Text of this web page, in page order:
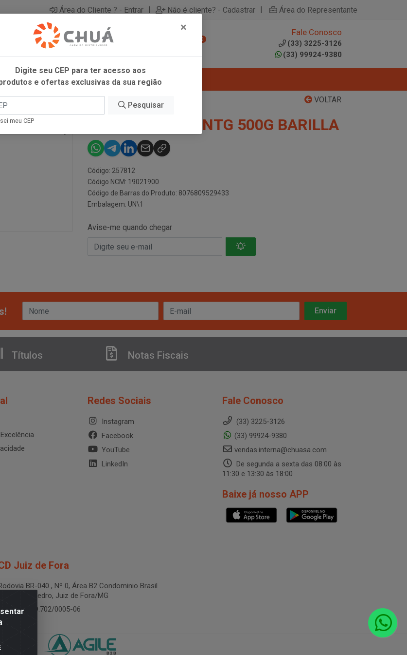
Área do Cliente ? - Entrar | Não é cliente? - Cadastrar | Área do Representante
0
Fale Conosco
(33) 3225-3126
(33) 99924-9380
VOLTAR
PENNE RIGATE INTG 500G BARILLA
Código: 257812
Código NCM: 19021900
Código de Barras do Produto: 8076809529433
Embalagem: UN\1
Avise-me quando chegar
Títulos Notas Fiscais
Redes Sociais
Instagram
Facebook
YouTube
LinkedIn
Fale Conosco
(33) 3225-3126
(33) 99924-9380
vendas.interna@chuasa.com
De segunda a sexta das 08:00 às
11:30 e 13:30 às 18:00
Baixe já nosso APP
Juiz de Fora
BR-040 , Nº 0, Área B2 Condominio Brasil
LOG - São Pedro, Juiz de Fora/MG
19.199.702/0005-06
×
Digite seu CEP para ter acesso aos
e ofertas exclusivas da sua região
Pesquisar
meu CEP